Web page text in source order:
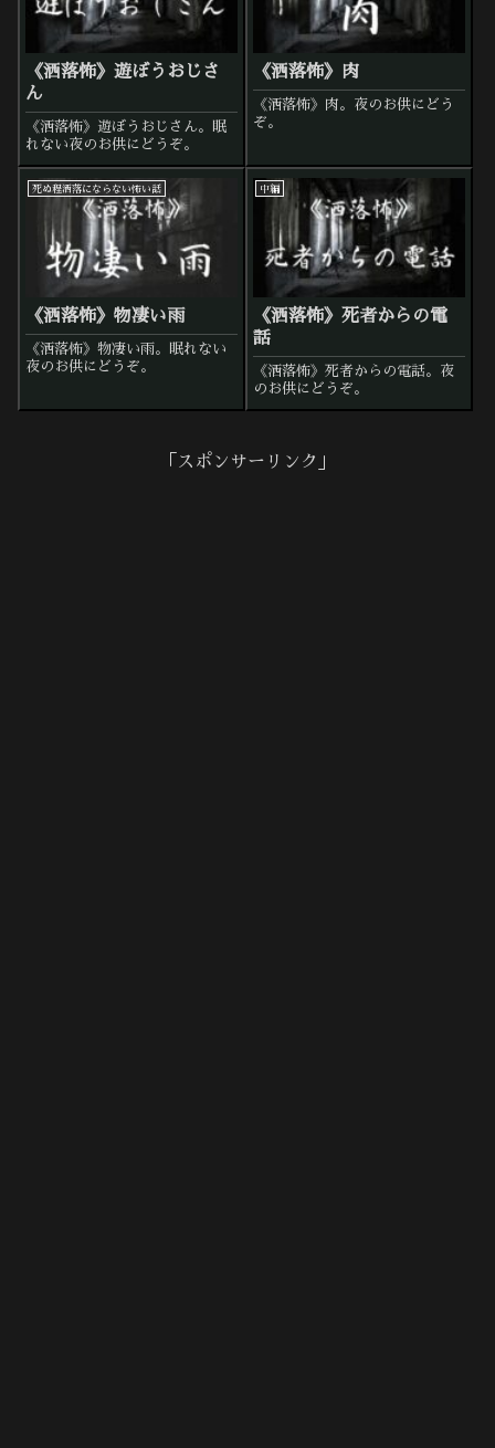
《洒落怖》遊ぼうおじさ
ん
《洒落怖》遊ぼうおじさん。眠
れない夜のお供にどうぞ。
《洒落怖》肉
《洒落怖》肉。夜のお供にどう
ぞ。
死ぬ程洒落にならない怖い話
《洒落怖》物凄い雨
《洒落怖》物凄い雨。眠れない
夜のお供にどうぞ。
中編
《洒落怖》死者からの電
話
《洒落怖》死者からの電話。夜
のお供にどうぞ。
「スポンサーリンク」